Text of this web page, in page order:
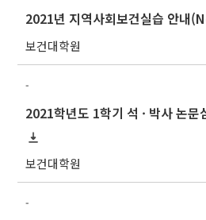
보건대학원
-
보건대학원
-